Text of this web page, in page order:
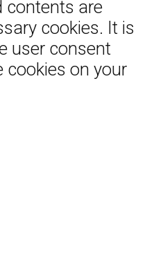
contents are
cookies. It is
user consent
cookies on your